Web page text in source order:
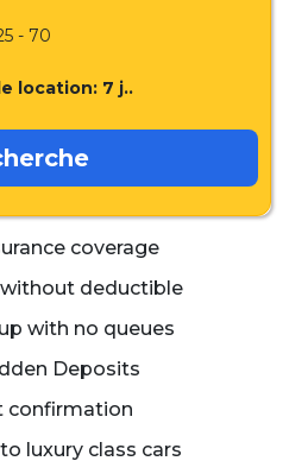
- 70
location: 7 j..
coverage
deductible
with no queues
Deposits
confirmation
luxury class cars